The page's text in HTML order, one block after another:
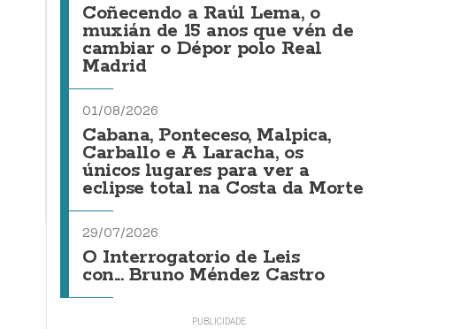
Coñecendo a Raúl Lema, o
muxián de 15 anos que vén de
cambiar o Dépor polo Real
Madrid
01/08/2026
Cabana, Ponteceso, Malpica,
Carballo e A Laracha, os
únicos lugares para ver a
eclipse total na Costa da Morte
29/07/2026
O Interrogatorio de Leis
con... Bruno Méndez Castro